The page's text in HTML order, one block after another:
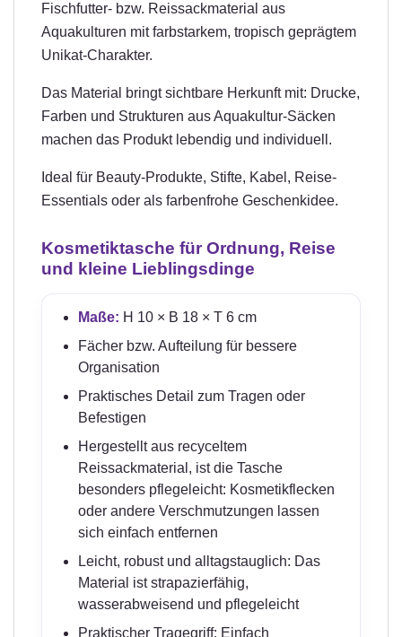
Fischfutter- bzw. Reissackmaterial aus
Aquakulturen mit farbstarkem, tropisch geprägtem
Unikat-Charakter.
Das Material bringt sichtbare Herkunft mit: Drucke,
Farben und Strukturen aus Aquakultur-Säcken
machen das Produkt lebendig und individuell.
Ideal für Beauty-Produkte, Stifte, Kabel, Reise-
Essentials oder als farbenfrohe Geschenkidee.
Kosmetiktasche für Ordnung, Reise
und kleine Lieblingsdinge
Maße: H 10 × B 18 × T 6 cm
Fächer bzw. Aufteilung für bessere
Organisation
Praktisches Detail zum Tragen oder
Befestigen
Hergestellt aus recyceltem
Reissackmaterial, ist die Tasche
besonders pflegeleicht: Kosmetikflecken
oder andere Verschmutzungen lassen
sich einfach entfernen
Leicht, robust und alltagstauglich: Das
Material ist strapazierfähig,
wasserabweisend und pflegeleicht
Praktischer Tragegriff: Einfach